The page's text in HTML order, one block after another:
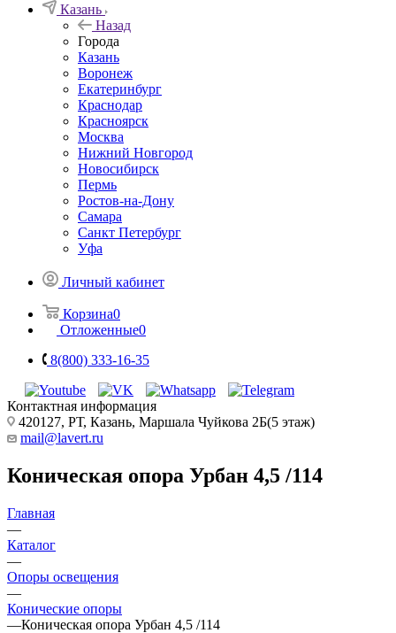
Казань
Назад
Города
Казань
Воронеж
Екатеринбург
Краснодар
Красноярск
Москва
Нижний Новгород
Новосибирск
Пермь
Ростов-на-Дону
Самара
Санкт Петербург
Уфа
Личный кабинет
Корзина0
Отложенные0
8(800) 333-16-35
Контактная информация
420127, РТ, Казань, Маршала Чуйкова 2Б(5 этаж)
mail@lavert.ru
Коническая опора Урбан 4,5 /114
Главная
—
Каталог
—
Опоры освещения
—
Конические опоры
—Коническая опора Урбан 4,5 /114